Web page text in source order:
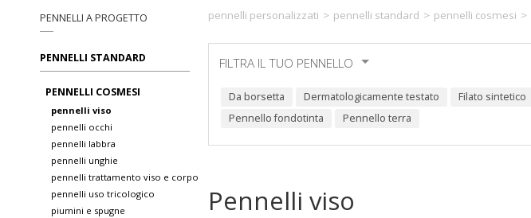
PENNELLI A PROGETTO
PENNELLI STANDARD
PENNELLI COSMESI
pennelli viso
pennelli occhi
pennelli labbra
pennelli unghie
pennelli trattamento viso e corpo
pennelli uso tricologico
piumini e spugne
pennelli personalizzati > pennelli standard > pennelli cosmesi >
FILTRA IL TUO PENNELLO
da borsetta dermatologicamente testato filato sintetico
pennello fondotinta
pennello terra
Pennelli viso